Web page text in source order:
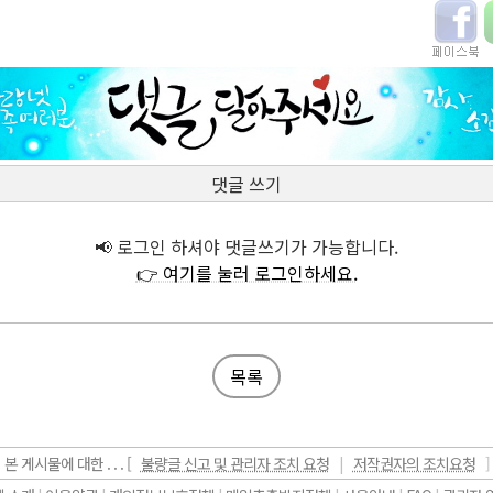
댓글 쓰기
📢 로그인 하셔야 댓글쓰기가 가능합니다.
👉 여기를 눌러 로그인하세요.
목록
본 게시물에 대한 . . . [ 불량글 신고 및 관리자 조치 요청 | 저작권자의 조치요청 ]